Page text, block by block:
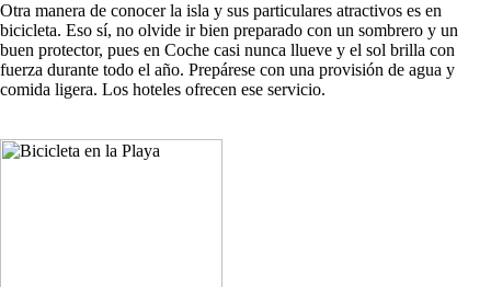
Otra manera de conocer la isla y sus particulares atractivos es en
bicicleta. Eso sí, no olvide ir bien preparado con un sombrero y un
buen protector, pues en Coche casi nunca llueve y el sol brilla con
fuerza durante todo el año. Prepárese con una provisión de agua y
comida ligera. Los hoteles ofrecen ese servicio.